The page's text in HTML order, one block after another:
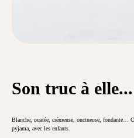
Son truc à elle...
Blanche, ouatée, crémeuse, onctueuse, fondante…
pyjama, avec les enfants.